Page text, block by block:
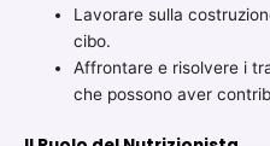
Lavorare sulla
cibo.
Affrontare e risolvere i
che possono aver